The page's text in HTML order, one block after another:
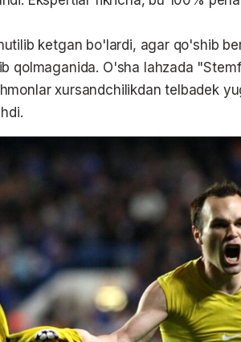
ketgan bo'lardi, agar qo'shib
qolmaganida. O'sha lahzada
xursandchilikdan telbadek